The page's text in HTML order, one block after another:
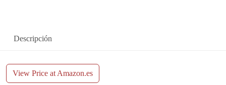
Descripción
View Price at Amazon.es